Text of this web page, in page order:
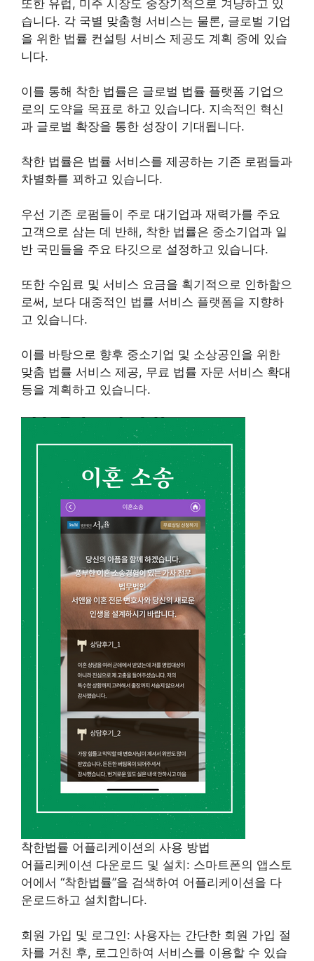
또한 유럽, 미주 시장도 중장기적으로 겨냥하고 있
습니다. 각 국별 맞춤형 서비스는 물론, 글로벌 기업
을 위한 법률 컨설팅 서비스 제공도 계획 중에 있습
니다.
이를 통해 착한 법률은 글로벌 법률 플랫폼 기업으
로의 도약을 목표로 하고 있습니다. 지속적인 혁신
과 글로벌 확장을 통한 성장이 기대됩니다.
착한 법률은 법률 서비스를 제공하는 기존 로펌들과
차별화를 꾀하고 있습니다.
우선 기존 로펌들이 주로 대기업과 재력가를 주요
고객으로 삼는 데 반해, 착한 법률은 중소기업과 일
반 국민들을 주요 타깃으로 설정하고 있습니다.
또한 수임료 및 서비스 요금을 획기적으로 인하함으
로써, 보다 대중적인 법률 서비스 플랫폼을 지향하
고 있습니다.
이를 바탕으로 향후 중소기업 및 소상공인을 위한
맞춤 법률 서비스 제공, 무료 법률 자문 서비스 확대
등을 계획하고 있습니다.
착한법률 어플리케이션의 사용 방법
어플리케이션 다운로드 및 설치: 스마트폰의 앱스토
어에서 “착한법률”을 검색하여 어플리케이션을 다
운로드하고 설치합니다.
회원 가입 및 로그인: 사용자는 간단한 회원 가입 절
차를 거친 후, 로그인하여 서비스를 이용할 수 있습